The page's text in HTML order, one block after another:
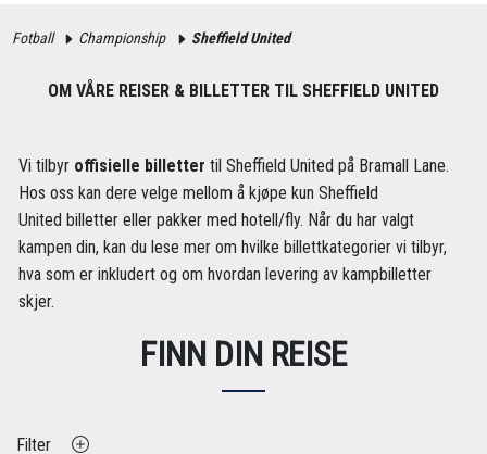
Fotball Championship Sheffield United
OM VÅRE REISER & BILLETTER TIL SHEFFIELD UNITED
Vi tilbyr offisielle billetter til Sheffield United på Bramall Lane.
Hos oss kan dere velge mellom å kjøpe kun Sheffield
United billetter eller pakker med hotell/fly. Når du har valgt
kampen din, kan du lese mer om hvilke billettkategorier vi tilbyr,
hva som er inkludert og om hvordan levering av kampbilletter
skjer.